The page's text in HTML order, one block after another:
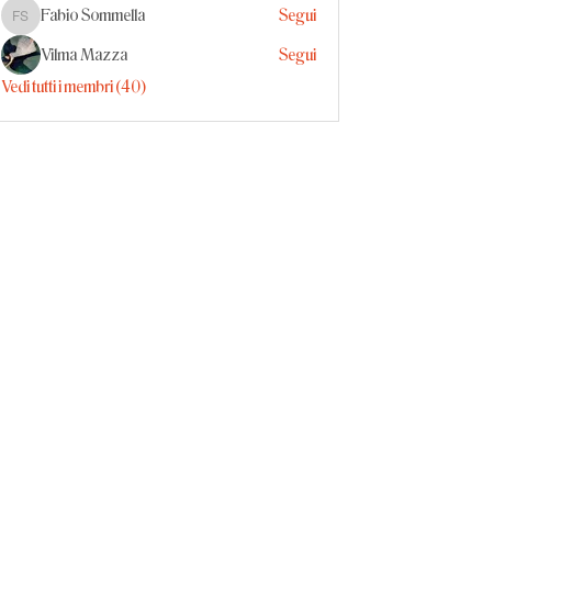
Fabio Sommella
Fabio Sommella
Segui
Vilma Mazza
Segui
Vedi tutti i membri (40)